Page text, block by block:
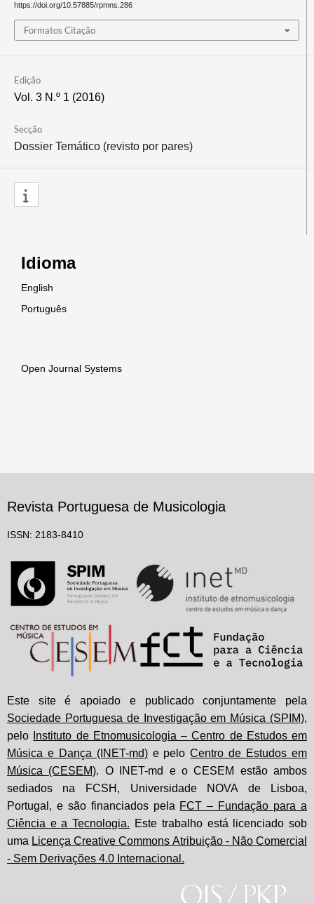
https://doi.org/10.57885/rpmns.286
Formatos Citação
Edição
Vol. 3 N.º 1 (2016)
Secção
Dossier Temático (revisto por pares)
Idioma
English
Português
Open Journal Systems
Revista Portuguesa de Musicologia
ISSN: 2183-8410
Este site é apoiado e publicado conjuntamente pela
Sociedade Portuguesa de Investigação em Música (SPIM),
pelo
Instituto de Etnomusicologia – Centro de Estudos em
Música e Dança (INET-md)e peloCentro de Estudos em
Música (CESEM). O INET-md e o CESEM estão ambos
sediados na FCSH, Universidade NOVA de Lisboa,
Portugal, e são financiados pela FCT – Fundação para a
Ciência e a Tecnologia. Este trabalho está licenciado sob
uma Licença Creative Commons Atribuição - Não Comercial
- Sem Derivações 4.0 Internacional.